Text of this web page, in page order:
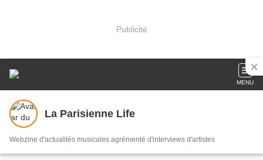
Publicité
MENU
La Parisienne Life
Webzine d'actualités musicales agrémenté d'interviews d'artistes